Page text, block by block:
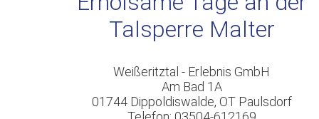
Talsperre Malter
Weißeritztal - Erlebnis GmbH
Am Bad 1A
01744 Dippoldiswalde, OT Paulsdorf